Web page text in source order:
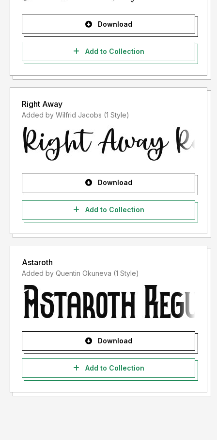
www.afkaristudio.com
Download
Add to Collection
Right Away
Added by Wilfrid Jacobs (1 Style)
Download
Add to Collection
Astaroth
Added by Quentin Okuneva (1 Style)
Download
Add to Collection